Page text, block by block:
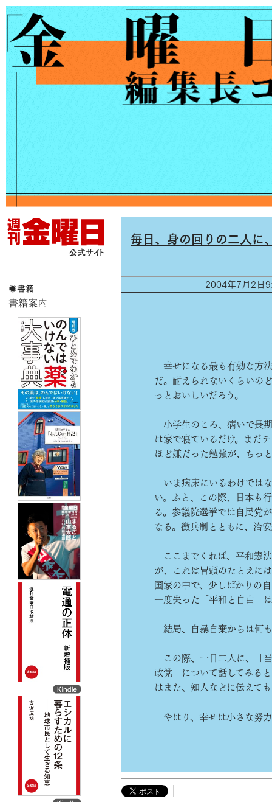
毎日、身の回りの二人に
2004年7月2日
幸せになる最も有効な方
だ。耐えられないくらいの
っとおいしいだろう。
小学生のころ、病いで長
は家で寝ているだけ。まだ
ほど嫌だった勉強が、ちっ
いま病床にいるわけでは
い。ふと、この際、日本も
る。参議院選挙では自民党
なる。徴兵制とともに、治
ここまでくれば、平和憲
が、これは冒頭のたとえに
国家の中で、少しばかりの
一度失った「平和と自由」
結局、自暴自棄からは何
この際、一日二人に、「
政党」について話してみる
はまた、知人などに伝えて
やはり、幸せは小さな努